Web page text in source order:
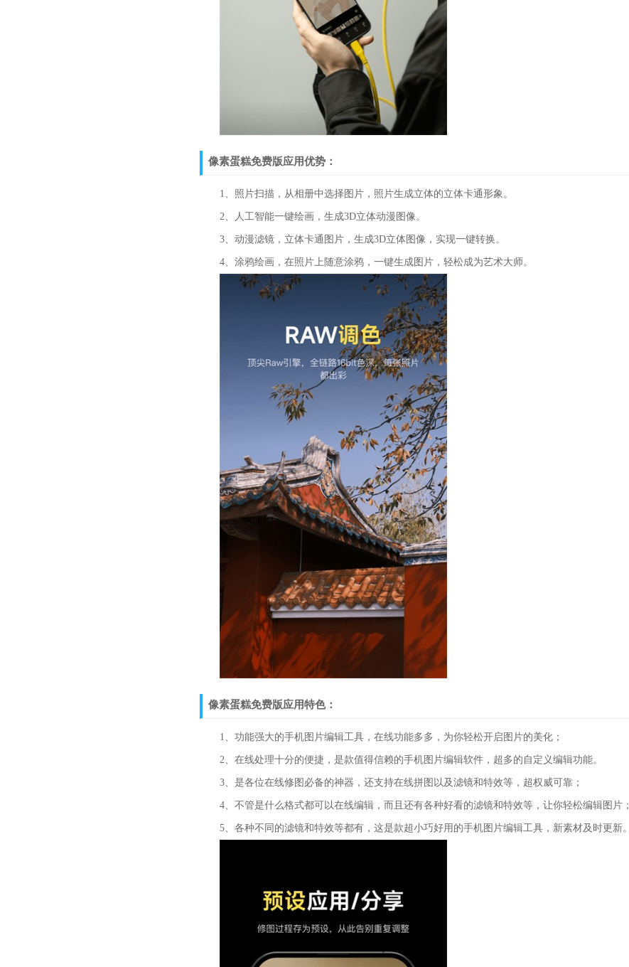
像素蛋糕免费版应用优势：
1、照片扫描，从相册中选择图片，照片生成立体的立体卡通形象。
2、人工智能一键绘画，生成3D立体动漫图像。
3、动漫滤镜，立体卡通图片，生成3D立体图像，实现一键转换。
4、涂鸦绘画，在照片上随意涂鸦，一键生成图片，轻松成为艺术大师。
像素蛋糕免费版应用特色：
1、功能强大的手机图片编辑工具，在线功能多多，为你轻松开启图片的美化；
2、在线处理十分的便捷，是款值得信赖的手机图片编辑软件，超多的自定义编辑功能。
3、是各位在线修图必备的神器，还支持在线拼图以及滤镜和特效等，超权威可靠；
4、不管是什么格式都可以在线编辑，而且还有各种好看的滤镜和特效等，让你轻松编辑图片；
5、各种不同的滤镜和特效等都有，这是款超小巧好用的手机图片编辑工具，新素材及时更新。